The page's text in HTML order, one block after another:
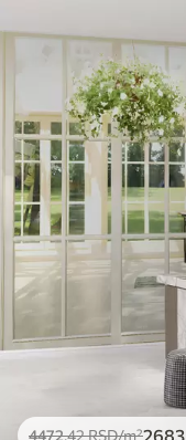
4472.42RSD/m²2683